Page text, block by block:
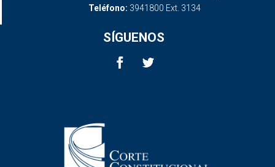
Teléfono: 3941800 Ext. 3134
SÍGUENOS